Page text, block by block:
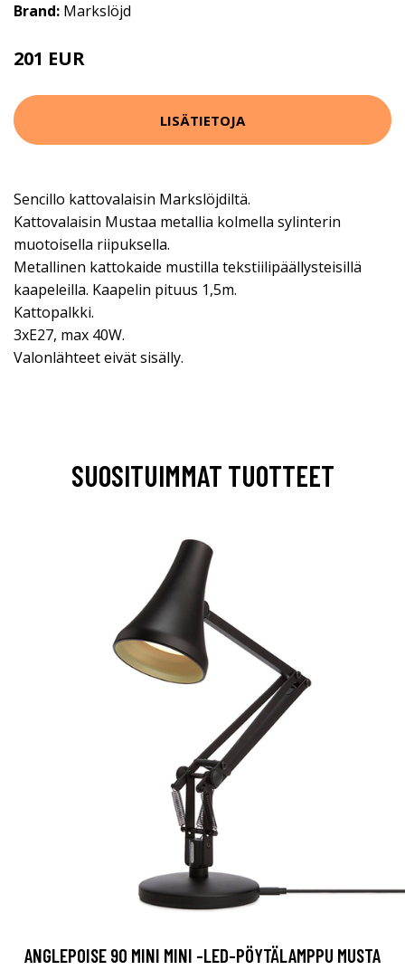
Brand: Markslöjd
201 EUR
LISÄTIETOJA
Sencillo kattovalaisin Markslöjdiltä.
Kattovalaisin Mustaa metallia kolmella sylinterin
muotoisella riipuksella.
Metallinen kattokaide mustilla tekstiilipäällysteisillä
kaapeleilla. Kaapelin pituus 1,5m.
Kattopalkki.
3xE27, max 40W.
Valonlähteet eivät sisälly.
SUOSITUIMMAT TUOTTEET
ANGLEPOISE 90 MINI MINI -LED-PÖYTÄLAMPPU MUSTA